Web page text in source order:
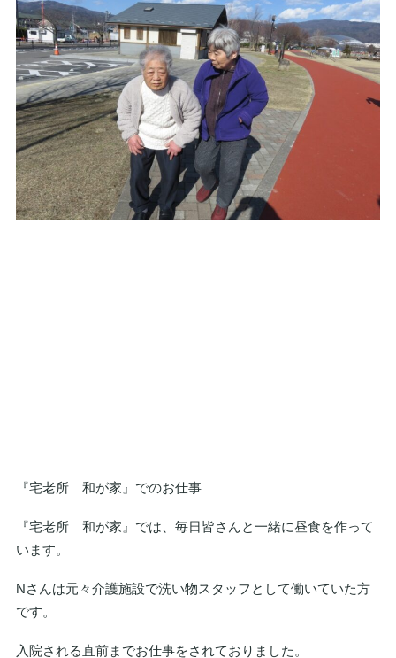
『宅老所 和が家』でのお仕事
『宅老所 和が家』では、毎日皆さんと一緒に昼食を作って
います。
Nさんは元々介護施設で洗い物スタッフとして働いていた方
です。
入院される直前までお仕事をされておりました。